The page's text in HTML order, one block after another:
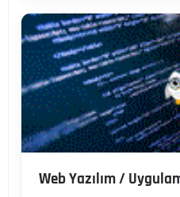
Web Yazılım /